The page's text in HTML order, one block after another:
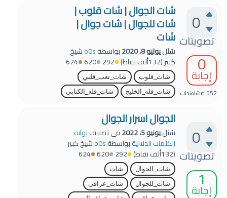
0
تصويتات
0
إجابة
552مشاهدات
شات الجوال | شات قلوب |
شات للجوال | شات جوال |
شات
سُئليوليو 8، 2020 بواسطةo0sشيخ
كبير(132ألف نقاط) 292
620
624
شات_قلوب
شات_تعب_قلبي
شات_فله_الخليج
شات_فله_الكتابي
0
تصويتات
1
إجابة
الجوال اسرار الجوال
سُئليونيو 5، 2022 في تصنيفبوابة
الكلمات الدلاليةبواسطةo0sشيخ كبير
(132ألف نقاط) 292
620
624
شات_الجوال
شات
شات_للجوال
شات_عراقي